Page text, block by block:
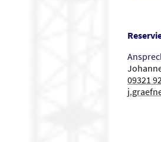
09321